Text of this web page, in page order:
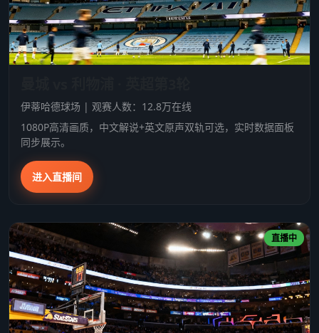
伊蒂哈德球场 | 观赛人数：12.8万在线
1080P高清画质，中文解说+英文原声双轨可选，实时数据面板
同步展示。
进入直播间
直播中